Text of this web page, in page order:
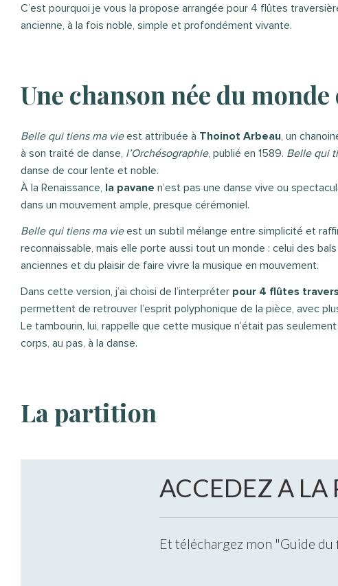
C’est pourquoi je vous la propose arrangée pour 4 flûtes
ancienne, à la fois noble, simple et profondément vivante.
Une chanson née du monde
Belle qui tiens ma vieest attribuée à Thoinot Arbeau, un
à son traité de danse, l’Orchésographie, publié en 1589. Belle qui
danse de cour lente et noble.
À la Renaissance, la pavane n’est pas une danse vive ou
dans un mouvement ample, presque cérémoniel.
Belle qui tiens ma vieest un subtil mélange entre simplicité et
reconnaissable, mais elle porte aussi tout un monde : celui des
anciennes et du plaisir de faire vivre la musique en mouvement.
Dans cette version, j’ai choisi de l’interpréter pour 4 flûtes
permettent de retrouver l’esprit polyphonique de la pièce, avec
Le tambourin, lui, rappelle que cette musique n’était pas
corps, au pas, à la danse.
La partition
ACCEDEZ A LA
Et téléchargez mon "Guide